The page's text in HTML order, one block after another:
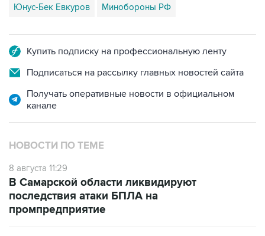
Юнус-Бек Евкуров Минобороны РФ
Купить подписку на профессиональную ленту
Подписаться на рассылку главных новостей сайта
Получать оперативные новости в официальном
канале
НОВОСТИ ПО ТЕМЕ
8 августа 11:29
В Самарской области ликвидируют
последствия атаки БПЛА на
промпредприятие